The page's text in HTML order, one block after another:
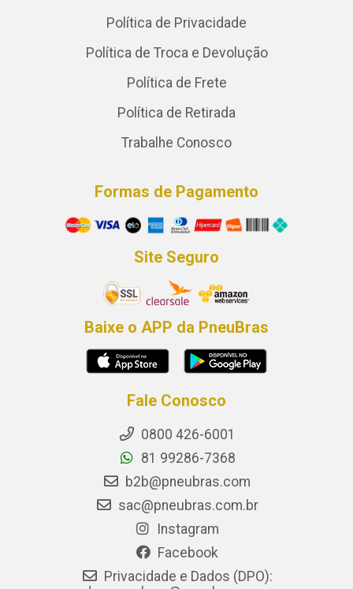
Política de Privacidade
Política de Troca e Devolução
Política de Frete
Política de Retirada
Trabalhe Conosco
Formas de Pagamento
Site Seguro
Baixe o APP da PneuBras
Fale Conosco
0800 426-6001
81 99286-7368
b2b@pneubras.com
sac@pneubras.com.br
Instagram
Facebook
Privacidade e Dados (DPO):